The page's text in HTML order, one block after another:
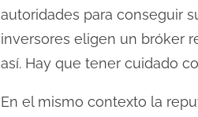
autoridades para conseguir
inversores eligen un bróker
así. Hay que tener cuidado
En el mismo contexto la